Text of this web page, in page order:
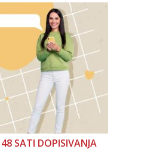
SATI DOPISIVANJA